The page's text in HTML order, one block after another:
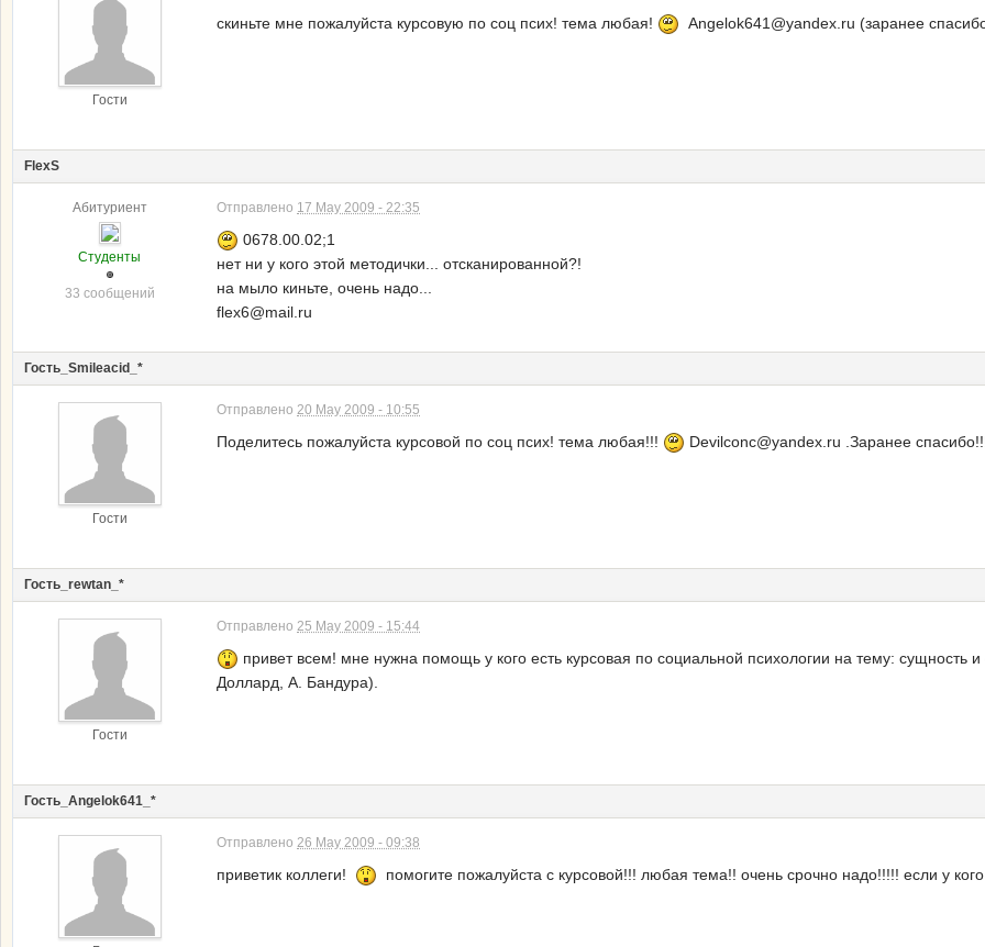
Гости
скиньте мне пожалуйста курсовую по соц псих! тема любая! Angelok641@yandex.ru (заранее
FlexS
Абитуриент
Студенты
33 сообщений
Отправлено 17 May 2009 - 22:35
0678.00.02;1
нет ни у кого этой методички... отсканированной?!
на мыло киньте, очень надо...
flex6@mail.ru
Гость_Smileacid_*
Гости
Отправлено 20 May 2009 - 10:55
Поделитесь пожалуйста курсовой по соц псих! тема любая!!! Devilconc@yandex.ru .Заранее
Гость_rewtan_*
Гости
Отправлено 25 May 2009 - 15:44
привет всем! мне нужна помощь у кого есть курсовая по социальной психологии на тему:
Доллард, А. Бандура).
Гость_Angelok641_*
Отправлено 26 May 2009 - 09:38
приветик коллеги! помогите пожалуйста с курсовой!!! любая тема!! очень срочно надо!!!!! если у